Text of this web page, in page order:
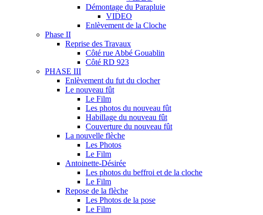
Démontage du Parapluie
VIDEO
Enlèvement de la Cloche
Phase II
Reprise des Travaux
Côté rue Abbé Gouablin
Côté RD 923
PHASE III
Enlèvement du fut du clocher
Le nouveau fût
Le Film
Les photos du nouveau fût
Habillage du nouveau fût
Couverture du nouveau fût
La nouvelle flèche
Les Photos
Le Film
Antoinette-Désirée
Les photos du beffroi et de la cloche
Le Film
Repose de la flèche
Les Photos de la pose
Le Film